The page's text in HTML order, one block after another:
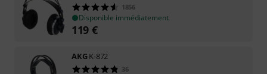
1856
Disponible immédiatement
119 €
AKGK-872
36